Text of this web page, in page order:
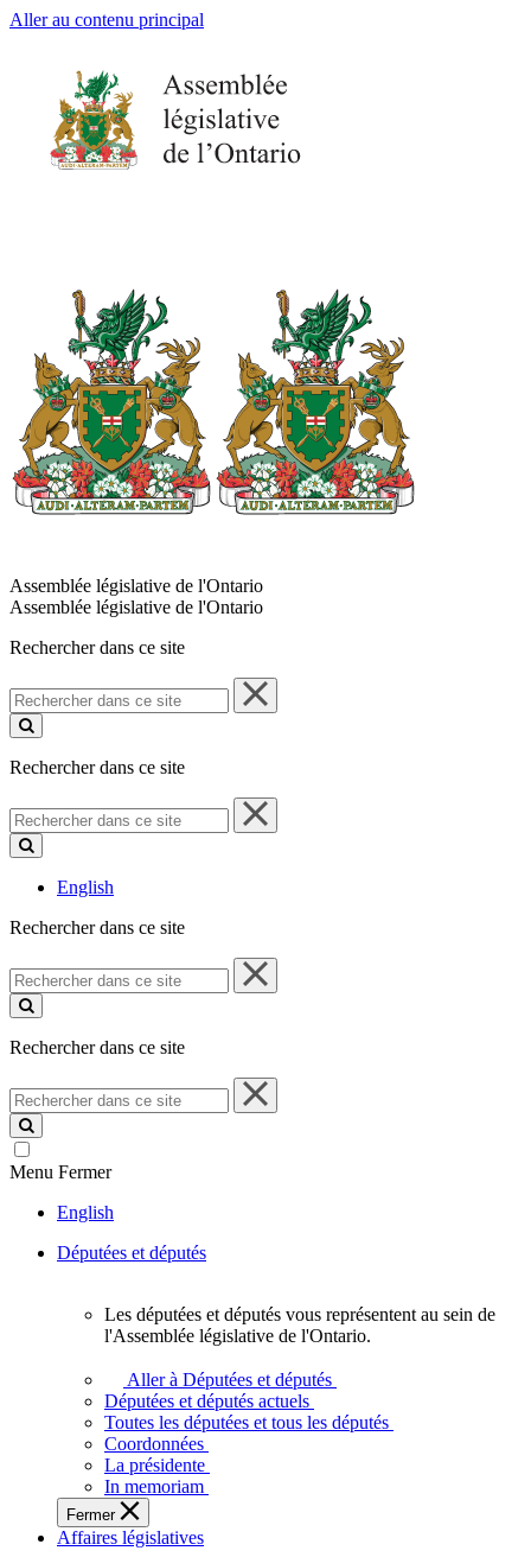
Aller au contenu principal
Assemblée législative de l'Ontario
Assemblée législative de l'Ontario
Rechercher dans ce site
Rechercher
dans
ce
Rechercher dans ce site
Rechercher
dans
ce
English
Rechercher dans ce site
Rechercher
dans
ce
Rechercher dans ce site
Rechercher
dans
ce
site
Menu Fermer
English
Députées et députés
députés
vous
représentent
sein
de
l'Assemblée
législative
Les députées et députés vous représentent au sein de
l'Assemblée législative de l'Ontario.
Aller à Députées et députés
Députées et députés actuels
Toutes les députées et tous les députés
Coordonnées
La présidente
In memoriam
Fermer
Affaires législatives